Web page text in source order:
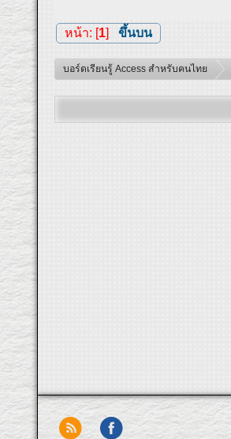
หน้า: [1] ขึ้นบน
บอร์ดเรียนรู้ Access สำหรับคนไทย